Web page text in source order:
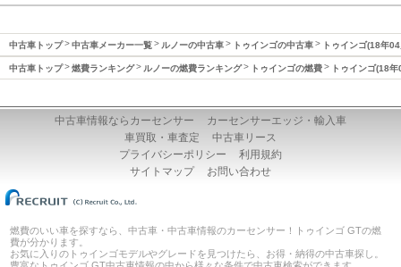
中古車トップ 中古車メーカー一覧 ルノーの中古車 トゥインゴの中古車 トゥインゴ(18年
中古車トップ 燃費ランキング ルノーの燃費ランキング トゥインゴの燃費 トゥインゴ(18
中古車情報ならカーセンサー
カーセンサーエッジ・輸入車
車買取・車査定
中古車リース
プライバシーポリシー
利用規約
サイトマップ
お問い合わせ
燃費のいい車を探すなら、中古車・中古車情報のカーセンサー！トゥインゴ GTの燃
費が分かります。
お気に入りのトゥインゴモデルやグレードを見つけたら、お得・納得の中古車探し。